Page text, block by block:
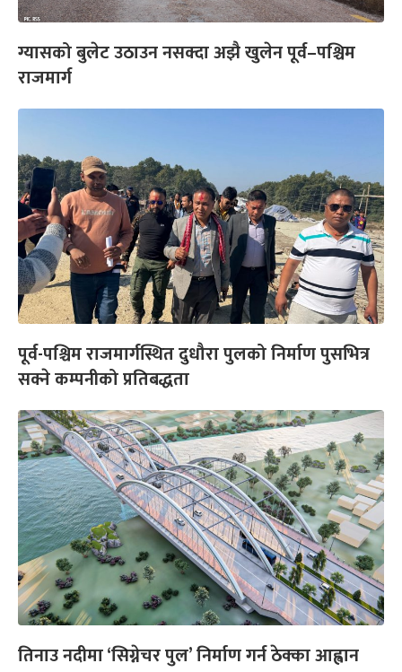
ग्यासको बुलेट उठाउन नसक्दा अझै खुलेन पूर्व–पश्चिम
राजमार्ग
पूर्व-पश्चिम राजमार्गस्थित दुधौरा पुलको निर्माण पुसभित्र
सक्ने कम्पनीको प्रतिबद्धता
तिनाउ नदीमा ‘सिग्नेचर पुल’ निर्माण गर्न ठेक्का आह्वान